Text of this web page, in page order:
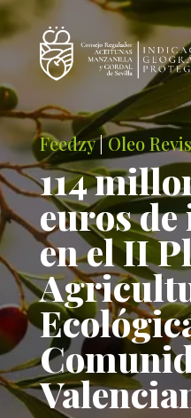
Feedzy|Oleo
114
euros
en el II